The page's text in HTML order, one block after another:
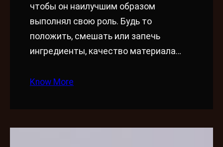
чтобы он наилучшим образом
выполнял свою роль. Будь то
положить, смешать или запечь
ингредиенты, качество материала…
Know More